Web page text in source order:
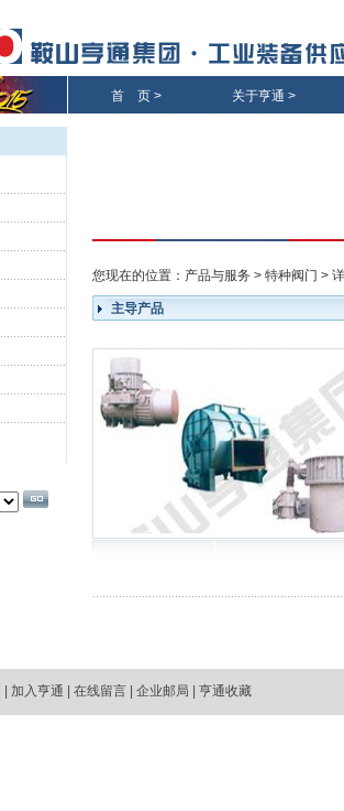
首 页 > 关于亨通 >
您现在的位置： 产品与服务 > 特种阀门 >
主导产品
加入亨通 在线留言 企业邮局 亨通收藏